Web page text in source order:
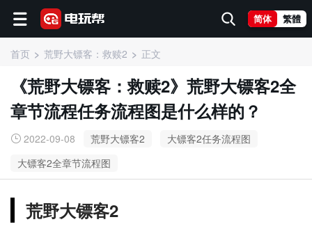
简体 繁體
首页 荒野大镖客：救赎2 正文
《荒野大镖客：救赎2》荒野大镖客2全
章节流程任务流程图是什么样的？
2022-09-08 荒野大镖客2
大镖客2任务流程图
大镖客2全章节流程图
荒野大镖客2